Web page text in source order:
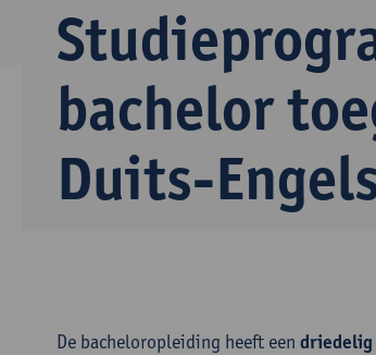
bachelor
Duits-
De bacheloropleiding heeft een